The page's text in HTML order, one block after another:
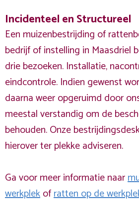
Incidenteel en Structureel
Een muizenbestrijding of
bedrijf of instelling in Maasdriel
drie bezoeken. Installatie,
eindcontrole. Indien gewenst
daarna weer opgeruimd door
meestal verstandig om de
behouden. Onze
hierover ter plekke adviseren.
Ga voor meer informatie naar
werkplekofratten op de